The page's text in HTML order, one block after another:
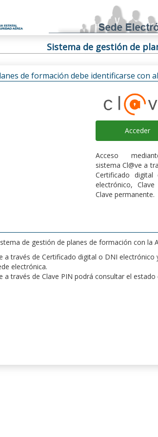
Sistema de gestión de
de formación debe identificarse con
Acceder
Acceso
sistema Cl@ve a
Certificado
electrónico,
Clave permanente.
de gestión de planes de formación con la
a través de Certificado digital o DNI
electrónica.
a través de Clave PIN podrá consultar el